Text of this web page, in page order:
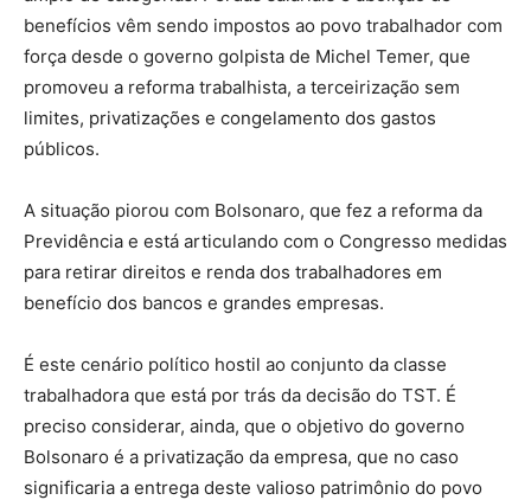
benefícios vêm sendo impostos ao povo trabalhador com
força desde o governo golpista de Michel Temer, que
promoveu a reforma trabalhista, a terceirização sem
limites, privatizações e congelamento dos gastos
públicos.
A situação piorou com Bolsonaro, que fez a reforma da
Previdência e está articulando com o Congresso medidas
para retirar direitos e renda dos trabalhadores em
benefício dos bancos e grandes empresas.
É este cenário político hostil ao conjunto da classe
trabalhadora que está por trás da decisão do TST. É
preciso considerar, ainda, que o objetivo do governo
Bolsonaro é a privatização da empresa, que no caso
significaria a entrega deste valioso patrimônio do povo